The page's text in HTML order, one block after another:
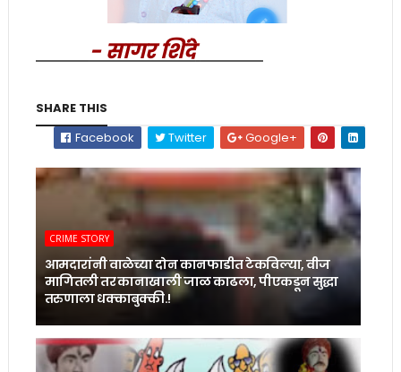
- सागर शिंदे
SHARE THIS
Facebook
Twitter Google+
CRIME STORY
आमदारांनी वाळेच्या दोन कानफाडीत टेकविल्या, वीज
मागितली तर कानाखाली जाळ काढला, पीएकडून सुद्धा
तरुणाला धक्काबुक्की.!